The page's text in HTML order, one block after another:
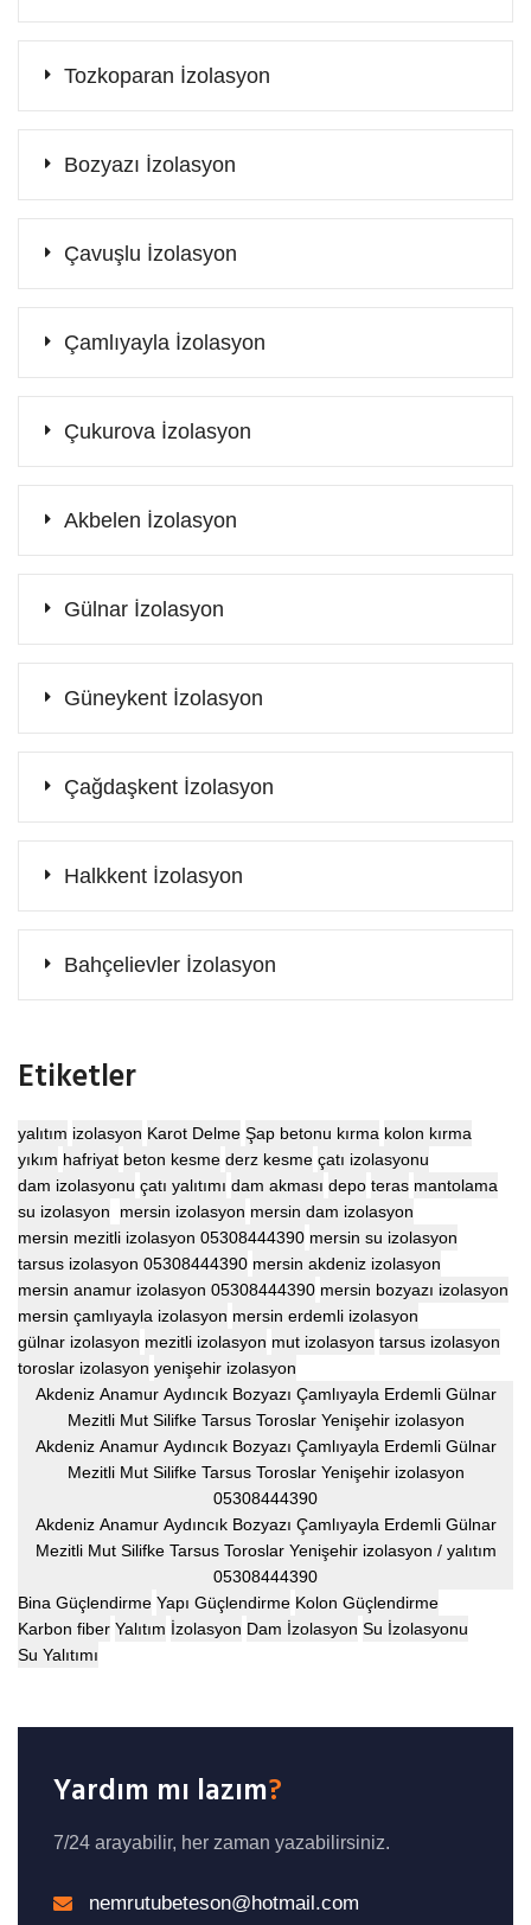
Tozkoparan İzolasyon
Bozyazı İzolasyon
Çavuşlu İzolasyon
Çamlıyayla İzolasyon
Çukurova İzolasyon
Akbelen İzolasyon
Gülnar İzolasyon
Güneykent İzolasyon
Çağdaşkent İzolasyon
Halkkent İzolasyon
Bahçelievler İzolasyon
Etiketler
yalıtım izolasyon Karot Delme Şap betonu kırma kolon kırma
yıkım hafriyat beton kesme derz kesme çatı izolasyonu
dam izolasyonu çatı yalıtımı dam akması depo teras mantolama
su izolasyon
mersin izolasyon mersin dam izolasyon
mersin mezitli izolasyon 05308444390 mersin su izolasyon
tarsus izolasyon 05308444390 mersin akdeniz izolasyon
mersin anamur izolasyon 05308444390 mersin bozyazı izolasyon
mersin çamlıyayla izolasyon mersin erdemli izolasyon
gülnar izolasyon mezitli izolasyon mut izolasyon tarsus izolasyon
toroslar izolasyon yenişehir izolasyon
Akdeniz Anamur Aydıncık Bozyazı Çamlıyayla Erdemli Gülnar
Mezitli Mut Silifke Tarsus Toroslar Yenişehir izolasyon
Akdeniz Anamur Aydıncık Bozyazı Çamlıyayla Erdemli Gülnar
Mezitli Mut Silifke Tarsus Toroslar Yenişehir izolasyon
05308444390
Akdeniz Anamur Aydıncık Bozyazı Çamlıyayla Erdemli Gülnar
Mezitli Mut Silifke Tarsus Toroslar Yenişehir izolasyon / yalıtım
05308444390
Bina Güçlendirme Yapı Güçlendirme Kolon Güçlendirme
Karbon fiber Yalıtım İzolasyon Dam İzolasyon Su İzolasyonu
Su Yalıtımı
Yardım mı lazım?
7/24 arayabilir, her zaman yazabilirsiniz.
nemrutubeteson@hotmail.com